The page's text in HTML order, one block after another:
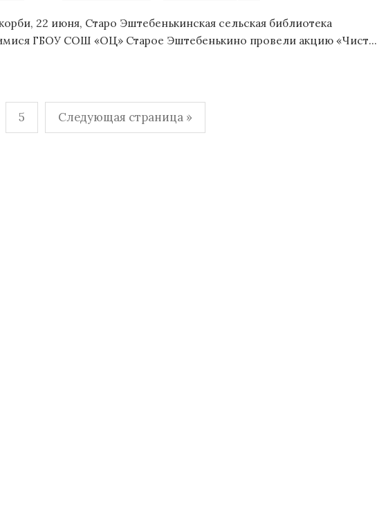
22 июня, Старо Эштебенькинская сельская библиотека
ГБОУ СОШ «ОЦ» Старое Эштебенькино провели акцию «Чист...
5 Следующая страница »